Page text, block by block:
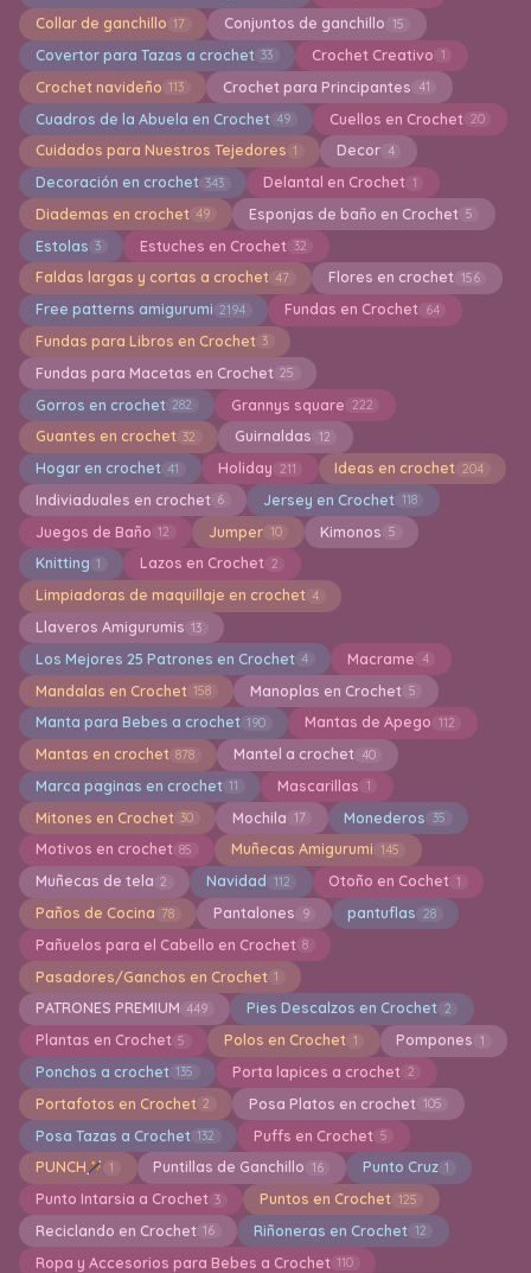
Collar de ganchillo 17 Conjuntos de ganchillo 15
Covertor para Tazas a crochet 33 Crochet Creativo 1
Crochet navideño 113 Crochet para Principantes 41
Cuadros de la Abuela en Crochet 49 Cuellos en Crochet 20
Cuidados para Nuestros Tejedores 1 Decor 4
Decoración en crochet 343 Delantal en Crochet 1
Diademas en crochet 49 Esponjas de baño en Crochet 5
Estolas 3 Estuches en Crochet 32
Faldas largas y cortas a crochet 47 Flores en crochet 156
Free patterns amigurumi 2194 Fundas en Crochet 64
Fundas para Libros en Crochet 3
Fundas para Macetas en Crochet 25
Gorros en crochet 282 Grannys square 222
Guantes en crochet 32 Guirnaldas 12
Hogar en crochet 41 Holiday 211 Ideas en crochet 204
Indiviaduales en crochet 6 Jersey en Crochet 118
Juegos de Baño 12 Jumper 10 Kimonos 5
Knitting 1 Lazos en Crochet 2
Limpiadoras de maquillaje en crochet 4
Llaveros Amigurumis 13
Los Mejores 25 Patrones en Crochet 4 Macrame 4
Mandalas en Crochet 158 Manoplas en Crochet 5
Manta para Bebes a crochet 190 Mantas de Apego 112
Mantas en crochet 878 Mantel a crochet 40
Marca paginas en crochet 11 Mascarillas 1
Mitones en Crochet 30 Mochila 17 Monederos 35
Motivos en crochet 85 Muñecas Amigurumi 145
Muñecas de tela 2 Navidad 112 Otoño en Cochet 1
Paños de Cocina 78 Pantalones 9 pantuflas 28
Pañuelos para el Cabello en Crochet 8
Pasadores/Ganchos en Crochet 1
PATRONES PREMIUM 449 Pies Descalzos en Crochet 2
Plantas en Crochet 5 Polos en Crochet 1 Pompones 1
Ponchos a crochet 135 Porta lapices a crochet 2
Portafotos en Crochet 2 Posa Platos en crochet 105
Posa Tazas a Crochet 132 Puffs en Crochet 5
PUNCH 1 Puntillas de Ganchillo 16 Punto Cruz 1
Punto Intarsia a Crochet 3 Puntos en Crochet 125
Reciclando en Crochet 16 Riñoneras en Crochet 12
Ropa y Accesorios para Bebes a Crochet 110